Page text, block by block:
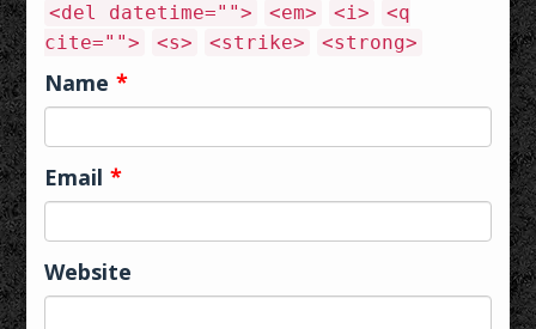
<del datetime="">
<em> <i>
<q
cite="">
<s> <strike> <strong>
Name*
Email*
Website